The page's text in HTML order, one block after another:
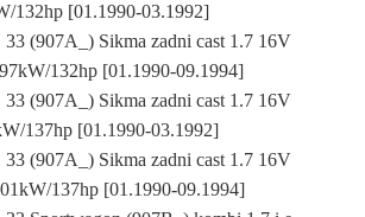
132hp [01.1990-03.1992]
(907A_) Sikma zadni cast 1.7 16V
132hp [01.1990-09.1994]
(907A_) Sikma zadni cast 1.7 16V
137hp [01.1990-03.1992]
(907A_) Sikma zadni cast 1.7 16V
137hp [01.1990-09.1994]